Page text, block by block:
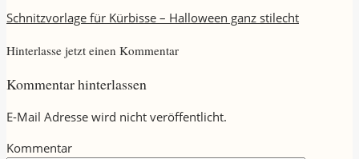
Schnitzvorlage für Kürbisse – Halloween ganz stilecht
Hinterlasse jetzt einen Kommentar
Kommentar hinterlassen
E-Mail Adresse wird nicht veröffentlicht.
Kommentar